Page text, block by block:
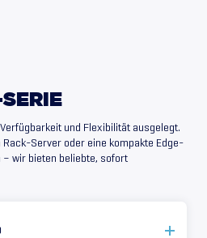
SERIE
und Flexibilität ausgelegt.
Server oder eine kompakte Edge-
wir bieten beliebte, sofort